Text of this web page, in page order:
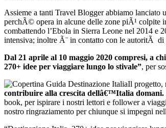
Assieme a tanti Travel Blogger abbiamo lanciato
perchÃ© opera in alcune delle zone piÃ¹ colpite
combattendo l’Ebola in Sierra Leone nel 2014 e
intensiva; inoltre Ã¨ in contatto con le autoritÃ
Dal 21 aprile al 10 maggio 2020 compresi, a
270+ idee per viaggiare lungo lo stivale”, per
Il progetto,
contribuire alla crescita dellâ€™Italia domani.
book, per ispirare i nostri lettori e follower a
nostro ringraziamento per chiunque si impegni